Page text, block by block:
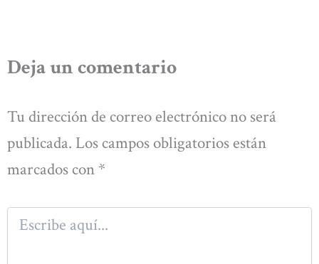
Deja un comentario
Tu dirección de correo electrónico no será
publicada. Los campos obligatorios están
marcados con *
aquí...